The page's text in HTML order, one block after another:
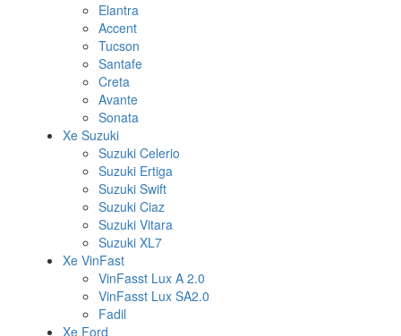
Elantra
Accent
Tucson
Santafe
Creta
Avante
Sonata
Xe Suzuki
Suzuki Celerio
Suzuki Ertiga
Suzuki Swift
Suzuki Ciaz
Suzuki Vitara
Suzuki XL7
Xe VinFast
VinFasst Lux A 2.0
VinFasst Lux SA2.0
Fadil
Xe Ford